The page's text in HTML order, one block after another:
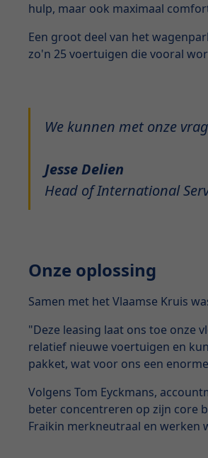
hulp, maar ook maximaal
Een groot deel van het
zo'n 25 voertuigen die vooral
We kunnen met onze
Jesse Delien
Head of International
Onze oplossing
Samen met het Vlaamse Kruis
"Deze leasing laat ons toe onze
relatief nieuwe voertuigen en
pakket, wat voor ons een
Volgens Tom Eyckmans,
beter concentreren op zijn core
Fraikin merkneutraal en werken